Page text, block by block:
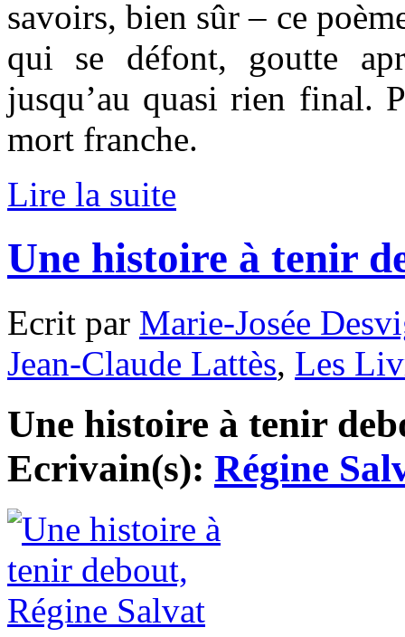
savoirs, bien sûr – ce
qui se défont, goutte
jusqu’au quasi rien final.
mort franche.
Lire la suite
Une histoire à tenir
Ecrit par Marie-Josée
Jean-Claude Lattès, Les
Une histoire à tenir
Ecrivain(s): Régine